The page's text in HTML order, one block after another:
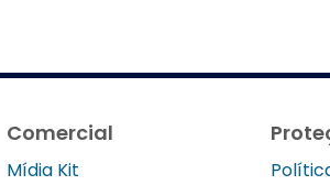
Comercial
Mídia Kit